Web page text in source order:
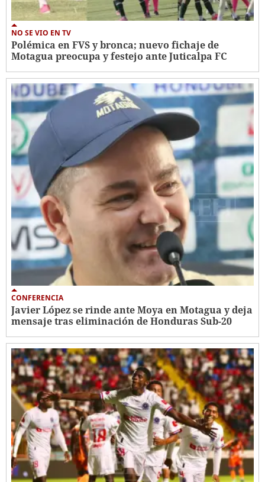
NO SE VIO EN TV
Polémica en FVS y bronca; nuevo fichaje de
Motagua preocupa y festejo ante Juticalpa FC
CONFERENCIA
Javier López se rinde ante Moya en Motagua y deja
mensaje tras eliminación de Honduras Sub-20